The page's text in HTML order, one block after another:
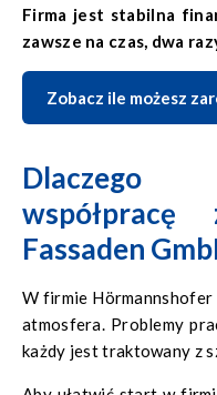
się w systemie
zaangażowanie, tym
pracownicy zatrudniani
Firma zapewnia
zakwaterowanie w
Firma jest stabilna
zawsze na czas, dwa
Zobacz ile możesz
współpracę
Fassaden
W firmie Hörmannshofer
atmosfera. Problemy
każdy jest traktowany z